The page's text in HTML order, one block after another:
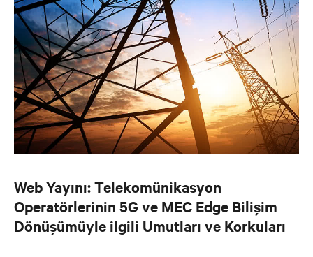
Web Yayını: Telekomünikasyon
Operatörlerinin 5G ve MEC Edge Bilişim
Dönüşümüyle ilgili Umutları ve Korkuları